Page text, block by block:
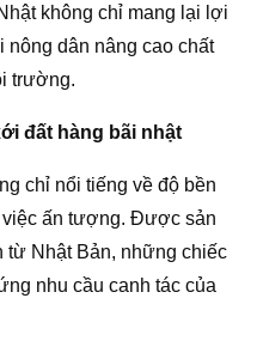
không chỉ mang lại lợi
dân nâng cao chất
trường.
đất hàng bãi nhật
chỉ nổi tiếng về độ bền
việc ấn tượng. Được sản
Nhật Bản, những chiếc
nhu cầu canh tác của